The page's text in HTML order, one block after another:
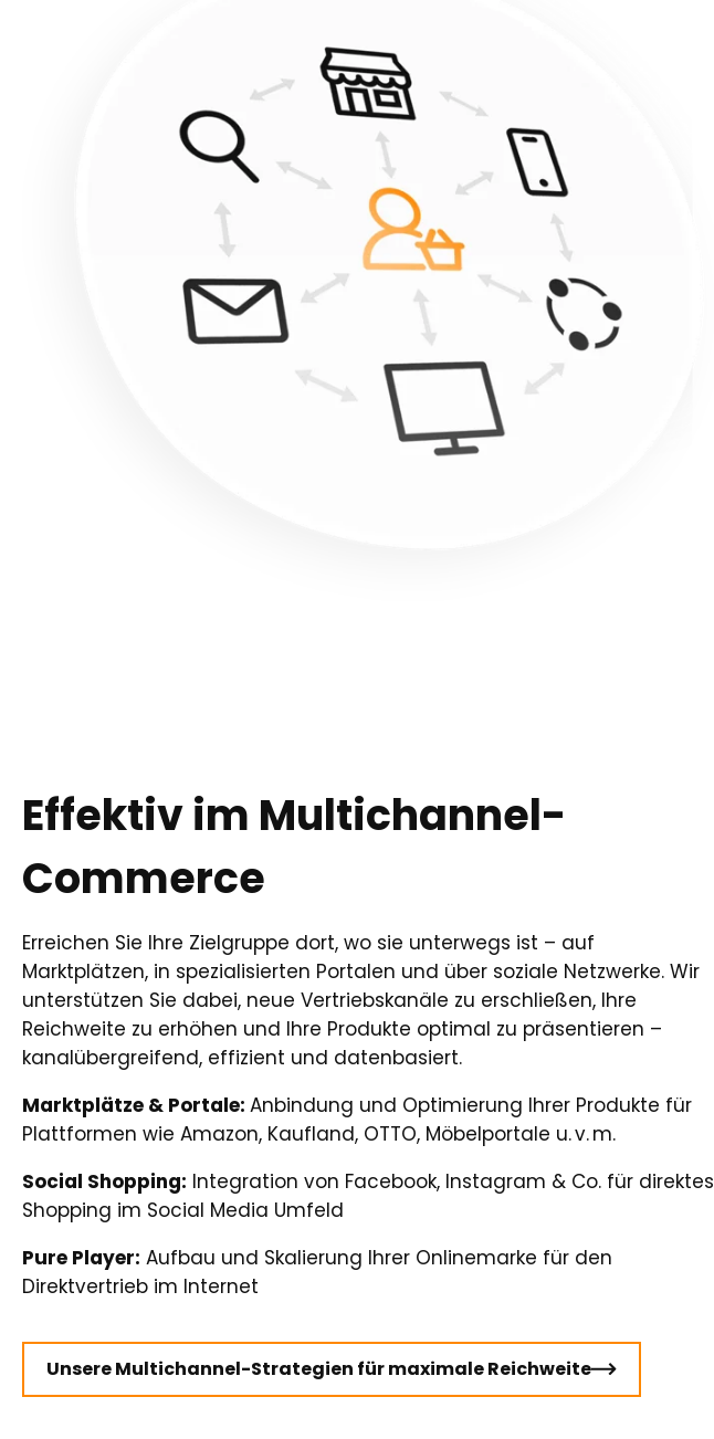
Effektiv im Multichannel-
Commerce
Erreichen Sie Ihre Zielgruppe dort, wo sie unterwegs ist – auf
Marktplätzen, in spezialisierten Portalen und über soziale Netzwerke. Wir
unterstützen Sie dabei, neue Vertriebskanäle zu erschließen, Ihre
Reichweite zu erhöhen und Ihre Produkte optimal zu präsentieren –
kanalübergreifend, effizient und datenbasiert.
Marktplätze & Portale: Anbindung und Optimierung Ihrer Produkte für
Plattformen wie Amazon, Kaufland, OTTO, Möbelportale u. v. m.
Social Shopping: Integration von Facebook, Instagram & Co. für direktes
Shopping im Social Media Umfeld
Pure Player: Aufbau und Skalierung Ihrer Onlinemarke für den
Direktvertrieb im Internet
Unsere Multichannel-Strategien für maximale Reichweite